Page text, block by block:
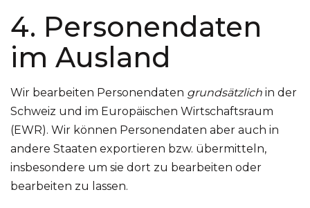
4. Personendaten
im Ausland
Wir bearbeiten Personendaten grundsätzlich in der
Schweiz und im Europäischen Wirtschaftsraum
(EWR). Wir können Personendaten aber auch in
andere Staaten exportieren bzw. übermitteln,
insbesondere um sie dort zu bearbeiten oder
bearbeiten zu lassen.